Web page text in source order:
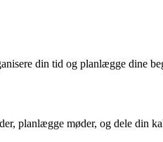
din tid og planlægge dine
planlægge møder, og dele din